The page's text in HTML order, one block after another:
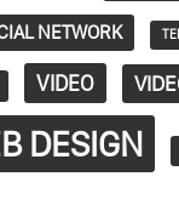
NETWORK
VIDEO
DESIGN